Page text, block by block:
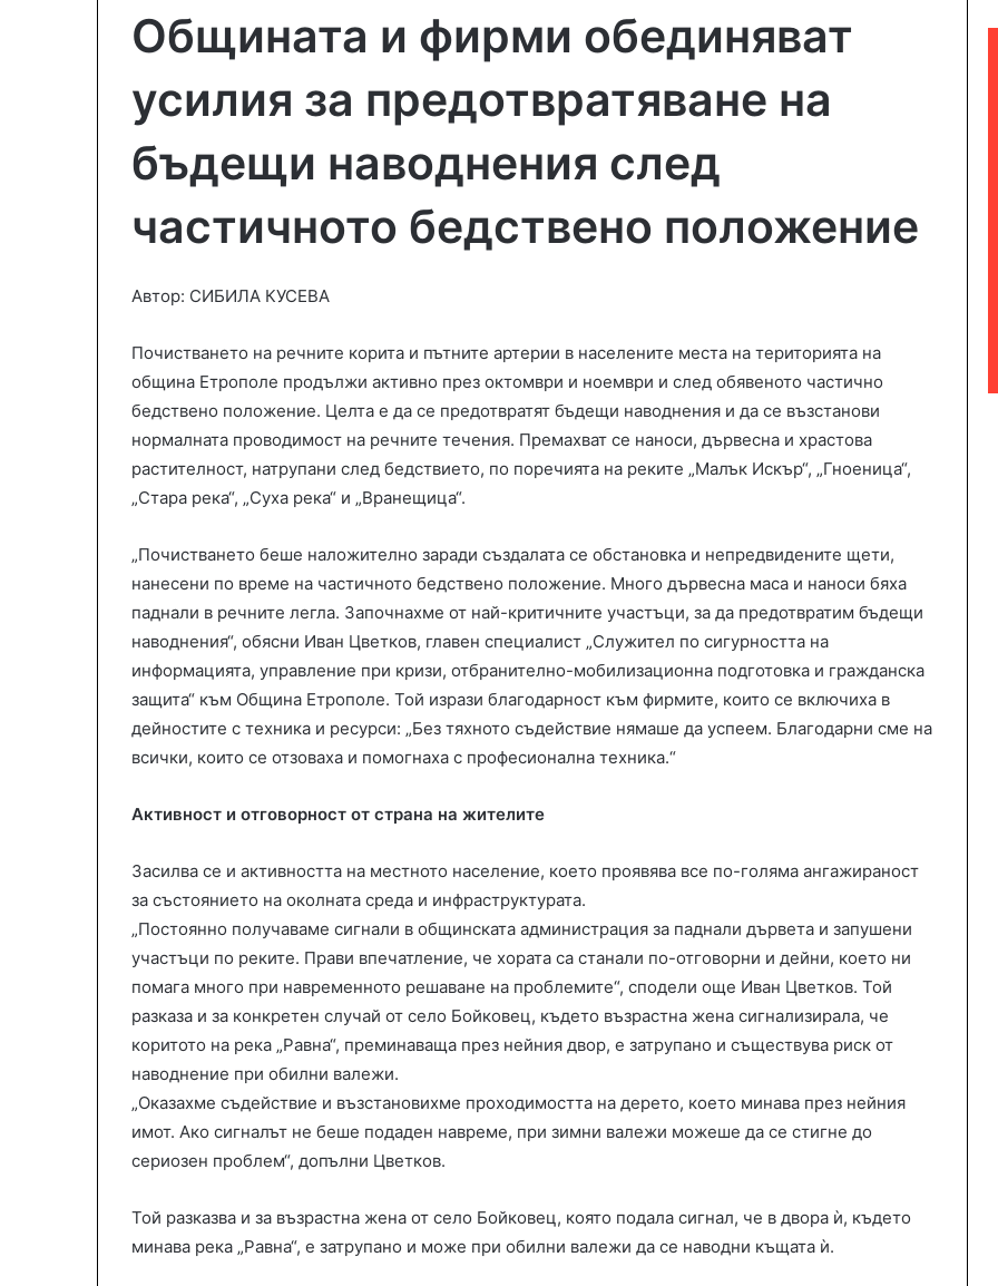
Общината и фирми обединяват
усилия за предотвратяване на
бъдещи наводнения след
частичното бедствено положение
Автор: СИБИЛА КУСЕВА
Почистването на речните корита и пътните артерии в населените места на територията на
община Етрополе продължи активно през октомври и ноември и след обявеното частично
бедствено положение. Целта е да се предотвратят бъдещи наводнения и да се възстанови
нормалната проводимост на речните течения. Премахват се наноси, дървесна и храстова
растителност, натрупани след бедствието, по поречията на реките „Малък Искър“, „Гноеница“,
„Стара река“, „Суха река“ и „Вранещица“.
„Почистването беше наложително заради създалата се обстановка и непредвидените щети,
нанесени по време на частичното бедствено положение. Много дървесна маса и наноси бяха
паднали в речните легла. Започнахме от най-критичните участъци, за да предотвратим бъдещи
наводнения“, обясни Иван Цветков, главен специалист „Служител по сигурността на
информацията, управление при кризи, отбранително-мобилизационна подготовка и гражданска
защита“ към Община Етрополе. Той изрази благодарност към фирмите, които се включиха в
дейностите с техника и ресурси: „Без тяхното съдействие нямаше да успеем. Благодарни сме на
всички, които се отзоваха и помогнаха с професионална техника.“
Активност и отговорност от страна на жителите
Засилва се и активността на местното население, което проявява все по-голяма ангажираност
за състоянието на околната среда и инфраструктурата.
„Постоянно получаваме сигнали в общинската администрация за паднали дървета и запушени
участъци по реките. Прави впечатление, че хората са станали по-отговорни и дейни, което ни
помага много при навременното решаване на проблемите“, сподели още Иван Цветков. Той
разказа и за конкретен случай от село Бойковец, където възрастна жена сигнализирала, че
коритото на река „Равна“, преминаваща през нейния двор, е затрупано и съществува риск от
наводнение при обилни валежи.
„Оказахме съдействие и възстановихме проходимостта на дерето, което минава през нейния
имот. Ако сигналът не беше подаден навреме, при зимни валежи можеше да се стигне до
сериозен проблем“, допълни Цветков.
Той разказва и за възрастна жена от село Бойковец, която подала сигнал, че в двора ѝ, където
минава река „Равна“, е затрупано и може при обилни валежи да се наводни къщата ѝ.